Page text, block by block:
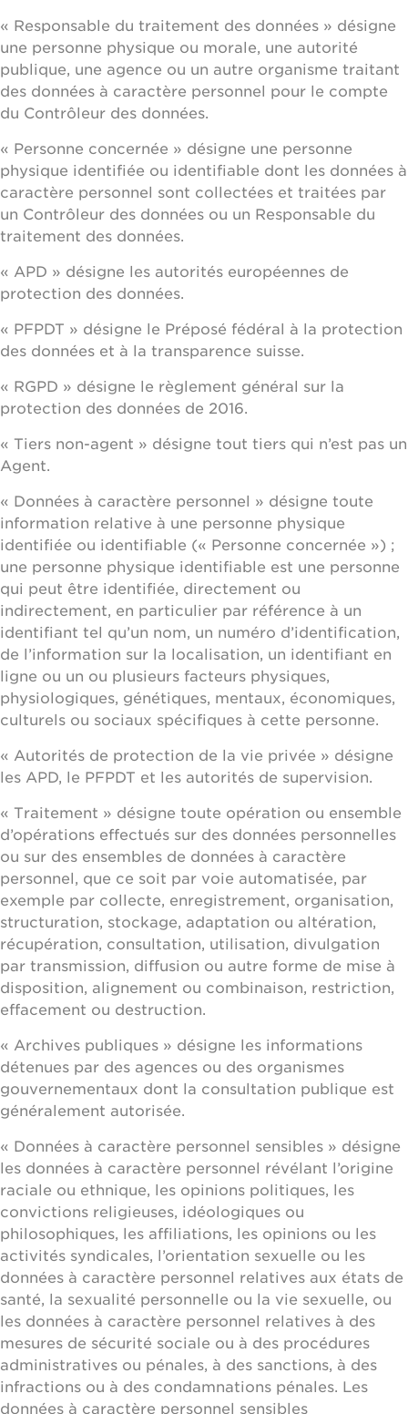
« Responsable du traitement des données » désigne
une personne physique ou morale, une autorité
publique, une agence ou un autre organisme traitant
des données à caractère personnel pour le compte
du Contrôleur des données.
« Personne concernée » désigne une personne
physique identifiée ou identifiable dont les données à
caractère personnel sont collectées et traitées par
un Contrôleur des données ou un Responsable du
traitement des données.
« APD » désigne les autorités européennes de
protection des données.
« PFPDT » désigne le Préposé fédéral à la protection
des données et à la transparence suisse.
« RGPD » désigne le règlement général sur la
protection des données de 2016.
« Tiers non-agent » désigne tout tiers qui n’est pas un
Agent.
« Données à caractère personnel » désigne toute
information relative à une personne physique
identifiée ou identifiable (« Personne concernée ») ;
une personne physique identifiable est une personne
qui peut être identifiée, directement ou
indirectement, en particulier par référence à un
identifiant tel qu’un nom, un numéro d’identification,
de l’information sur la localisation, un identifiant en
ligne ou un ou plusieurs facteurs physiques,
physiologiques, génétiques, mentaux, économiques,
culturels ou sociaux spécifiques à cette personne.
« Autorités de protection de la vie privée » désigne
les APD, le PFPDT et les autorités de supervision.
« Traitement » désigne toute opération ou ensemble
d’opérations effectués sur des données personnelles
ou sur des ensembles de données à caractère
personnel, que ce soit par voie automatisée, par
exemple par collecte, enregistrement, organisation,
structuration, stockage, adaptation ou altération,
récupération, consultation, utilisation, divulgation
par transmission, diffusion ou autre forme de mise à
disposition, alignement ou combinaison, restriction,
effacement ou destruction.
« Archives publiques » désigne les informations
détenues par des agences ou des organismes
gouvernementaux dont la consultation publique est
généralement autorisée.
« Données à caractère personnel sensibles » désigne
les données à caractère personnel révélant l’origine
raciale ou ethnique, les opinions politiques, les
convictions religieuses, idéologiques ou
philosophiques, les affiliations, les opinions ou les
activités syndicales, l’orientation sexuelle ou les
données à caractère personnel relatives aux états de
santé, la sexualité personnelle ou la vie sexuelle, ou
les données à caractère personnel relatives à des
mesures de sécurité sociale ou à des procédures
administratives ou pénales, à des sanctions, à des
infractions ou à des condamnations pénales. Les
données à caractère personnel sensibles